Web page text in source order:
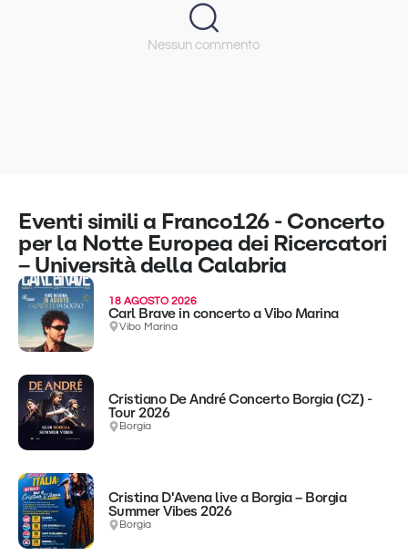
Nessun commento
Eventi simili a Franco126 - Concerto
per la Notte Europea dei Ricercatori
– Università della Calabria
18 AGOSTO 2026
Carl Brave in concerto a Vibo Marina
Vibo Marina
Cristiano De André Concerto Borgia (CZ) -
Tour 2026
Borgia
Cristina D'Avena live a Borgia – Borgia
Summer Vibes 2026
Borgia